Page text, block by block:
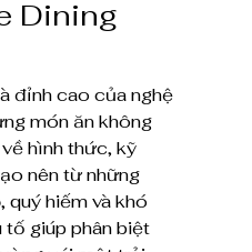
Dining
đỉnh cao của nghệ
món ăn không
hình thức, kỹ
nên từ những
, quý hiếm và khó
giúp phân biệt